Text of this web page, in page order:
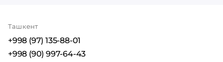
Ташкент
+998 (97) 135-88-01
+998 (90) 997-64-43